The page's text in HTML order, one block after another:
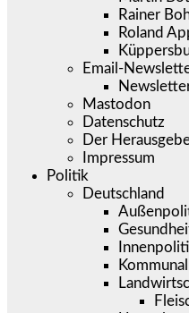
Rainer
Roland
Email-
Mastodon
Datenschutz
Der
Impressum
Politik
Deutschland